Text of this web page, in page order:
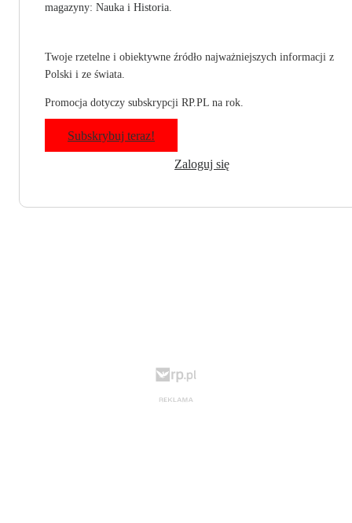
magazyny: Nauka i Historia.
Twoje rzetelne i obiektywne źródło najważniejszych informacji z
Polski i ze świata.
Promocja dotyczy subskrypcji RP.PL na rok.
Subskrybuj teraz!
Zaloguj się